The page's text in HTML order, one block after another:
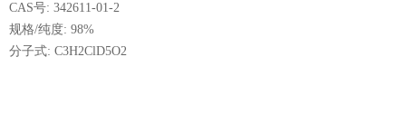
CAS号: 342611-01-2
规格/纯度: 98%
分子式: C3H2ClD5O2